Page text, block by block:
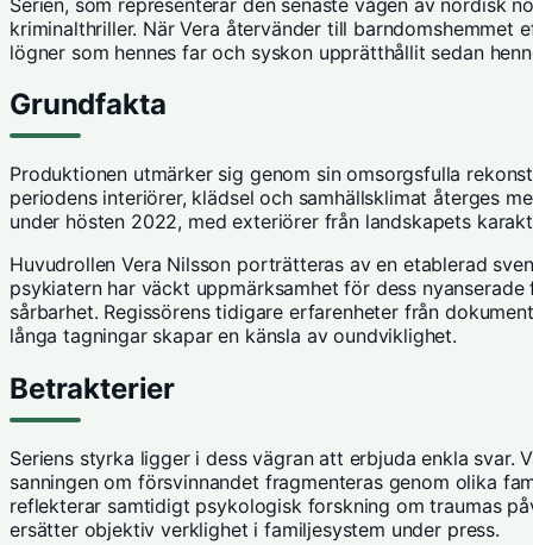
kriminalthriller. När Vera återvänder till
lögner som hennes far och syskon upprätthållit sedan
Grundfakta
Produktionen utmärker sig genom sin omsorgsfulla
periodens interiörer, klädsel och samhällsklimat återges
under hösten 2022, med exteriörer från landskapets
Huvudrollen Vera Nilsson porträtteras av en etablerad
psykiatern har väckt uppmärksamhet för dess
sårbarhet. Regissörens tidigare erfarenheter från
långa tagningar skapar en känsla av oundviklighet.
Betrakterier
Seriens styrka ligger i dess vägran att erbjuda enkla
sanningen om försvinnandet fragmenteras genom olika
reflekterar samtidigt psykologisk forskning om traumas
ersätter objektiv verklighet i familjesystem under press.